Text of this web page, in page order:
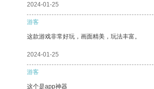
2024-01-25
游客
这款游戏非常好玩，画面精美，玩法丰富。
2024-01-25
游客
这个是app神器